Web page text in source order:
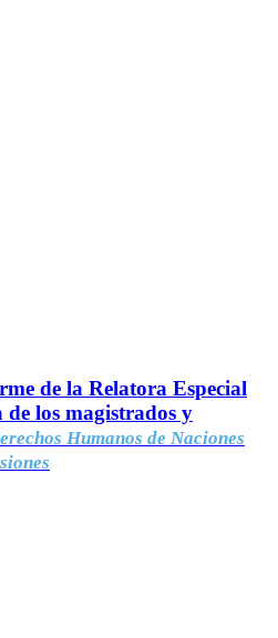
de la Relatora Especial
de los magistrados y
Humanos de Naciones